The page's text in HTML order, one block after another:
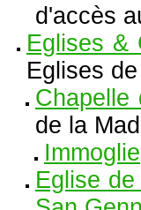
d'accès
Eglises &
Eglises
Chapelle
de la
Immoglie
Eglise